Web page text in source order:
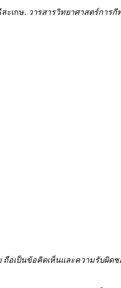
ะเกษ. วารสารวิทยาศาสตร์การ
อเป็นข้อคิดเห็นและความรับผิด